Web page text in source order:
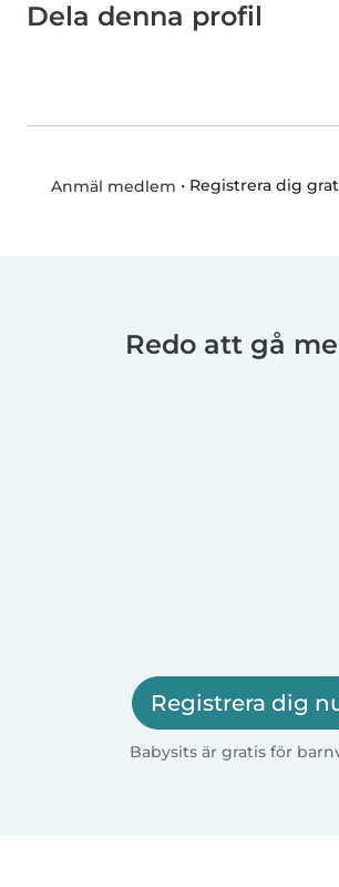
Dela denna profil
Anmäl medlem • Registrera dig
Redo att gå
Registrera dig
Babysits är gratis för